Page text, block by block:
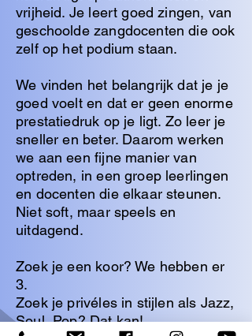
vrijheid. Je leert goed zingen, van
geschoolde zangdocenten die ook
zelf op het podium staan.
We vinden het belangrijk dat je je
goed voelt en dat er geen enorme
prestatiedruk op je ligt. Zo leer je
sneller en beter. Daarom werken
we aan een fijne manier van
optreden, in een groep leerlingen
en docenten die elkaar steunen.
Niet soft, maar speels en
uitdagend.
Zoek je een koor? We hebben er
3.
Zoek je privéles in stijlen als Jazz,
Soul, Pop? Dat kan!